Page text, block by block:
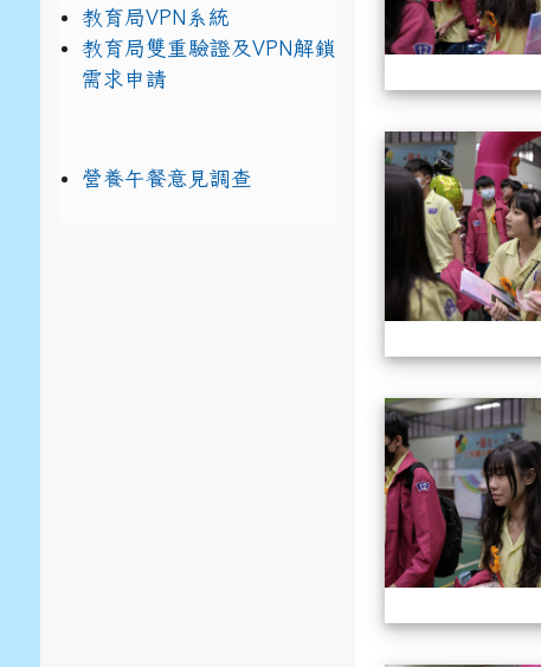
教育局VPN系統
教育局雙重驗證及VPN解鎖
需求申請
營養午餐意見調查